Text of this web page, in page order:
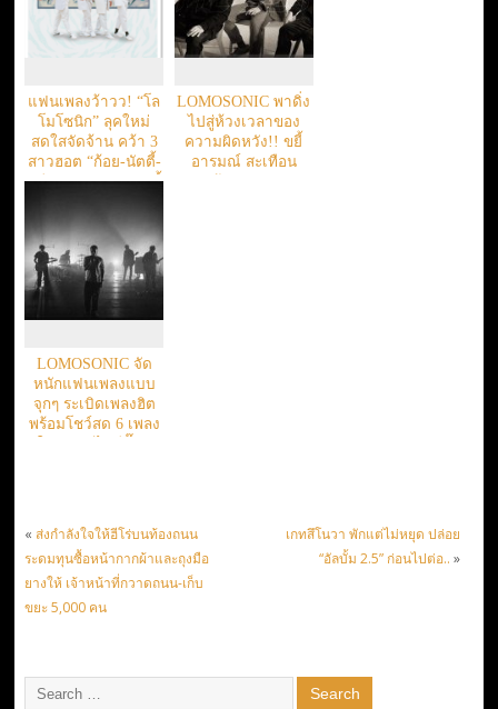
แฟนเพลงว้าวว! “โล
โมโซนิก” ลุคใหม่
สดใสจัดจ้าน คว้า 3
สาวฮอต “ก้อย-นัตตี้-
ดรีม” เล่น MV “คนขี้
LOMOSONIC พาดิ่ง
ไปสู่ห้วงเวลาของ
ความผิดหวัง!! ขยี้
อารมณ์ สะเทือน
LOMOSONIC จัด
หนักแฟนเพลงแบบ
จุกๆ ระเบิดเพลงฮิต
พร้อมโชว์สด 6 เพลง
« ส่งกำลังใจให้ฮีโร่บนท้องถนน
ระดมทุนซื้อหน้ากากผ้าและถุงมือ
ยางให้ เจ้าหน้าที่กวาดถนน-เก็บ
ขยะ 5,000 คน
เกทสึโนวา พักแต่ไม่หยุด ปล่อย
“อัลบั้ม 2.5” ก่อนไปต่อ.. »